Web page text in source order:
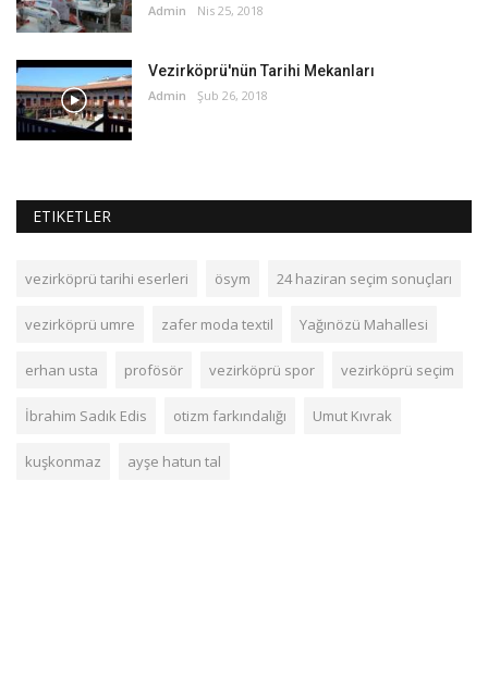
Admin Nis 25, 2018
Vezirköprü'nün Tarihi Mekanları
Admin Şub 26, 2018
ETIKETLER
vezirköprü tarihi eserleri ösym 24 haziran seçim sonuçları
vezirköprü umre zafer moda textil Yağınözü Mahallesi
erhan usta profösör vezirköprü spor vezirköprü seçim
İbrahim Sadık Edis otizm farkındalığı Umut Kıvrak
kuşkonmaz ayşe hatun tal